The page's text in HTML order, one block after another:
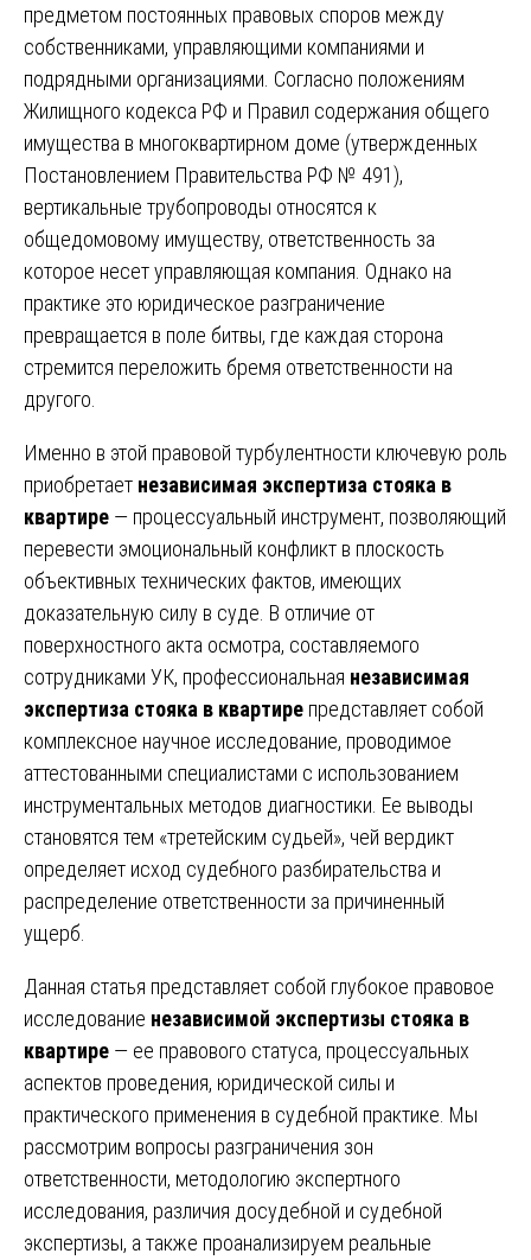
предметом постоянных правовых споров между
собственниками, управляющими компаниями и
подрядными организациями. Согласно положениям
Жилищного кодекса РФ и Правил содержания общего
имущества в многоквартирном доме (утвержденных
Постановлением Правительства РФ № 491),
вертикальные трубопроводы относятся к
общедомовому имуществу, ответственность за
которое несет управляющая компания. Однако на
практике это юридическое разграничение
превращается в поле битвы, где каждая сторона
стремится переложить бремя ответственности на
другого.
Именно в этой правовой турбулентности ключевую роль
приобретает независимая экспертиза стояка в
квартире — процессуальный инструмент, позволяющий
перевести эмоциональный конфликт в плоскость
объективных технических фактов, имеющих
доказательную силу в суде. В отличие от
поверхностного акта осмотра, составляемого
сотрудниками УК, профессиональная независимая
экспертиза стояка в квартире представляет собой
комплексное научное исследование, проводимое
аттестованными специалистами с использованием
инструментальных методов диагностики. Ее выводы
становятся тем «третейским судьей», чей вердикт
определяет исход судебного разбирательства и
распределение ответственности за причиненный
ущерб.
Данная статья представляет собой глубокое правовое
исследование независимой экспертизы стояка в
квартире — ее правового статуса, процессуальных
аспектов проведения, юридической силы и
практического применения в судебной практике. Мы
рассмотрим вопросы разграничения зон
ответственности, методологию экспертного
исследования, различия досудебной и судебной
экспертизы, а также проанализируем реальные